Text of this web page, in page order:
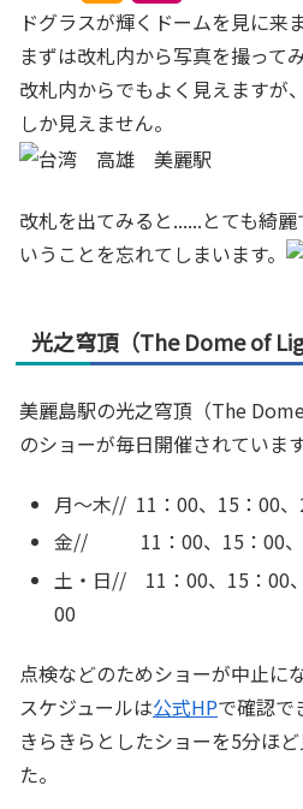
ドグラスが輝くドームを見に来
まずは改札内から写真を撮って
改札内からでもよく見えますが
しか見えません。
改札を出てみると......とても綺
いうことを忘れてしまいます。
光之穹頂（The Dome of
美麗島駅の光之穹頂（The
のショーが毎日開催されています
月～木// 11：00、15：00
金// 11：00、15：00、
土・日// 11：00、15：00
00
点検などのためショーが中止に
スケジュールは公式HPで確認で
きらきらとしたショーを5分ほ
た。